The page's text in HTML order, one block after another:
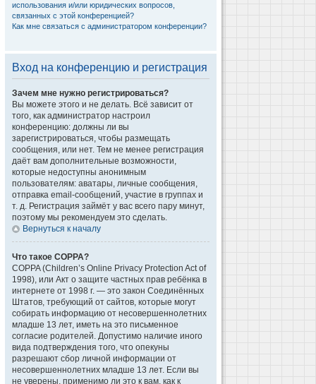
использования и/или юридических вопросов,
связанных с этой конференцией?
Как мне связаться с администратором конференции?
Вход на конференцию и регистрация
Зачем мне нужно регистрироваться?
Вы можете этого и не делать. Всё зависит от
того, как администратор настроил
конференцию: должны ли вы
зарегистрироваться, чтобы размещать
сообщения, или нет. Тем не менее регистрация
даёт вам дополнительные возможности,
которые недоступны анонимным
пользователям: аватары, личные сообщения,
отправка email-сообщений, участие в группах и
т. д. Регистрация займёт у вас всего пару минут,
поэтому мы рекомендуем это сделать.
Вернуться к началу
Что такое COPPA?
COPPA (Children’s Online Privacy Protection Act of
1998), или Акт о защите частных прав ребёнка в
интернете от 1998 г. — это закон Соединённых
Штатов, требующий от сайтов, которые могут
собирать информацию от несовершеннолетних
младше 13 лет, иметь на это письменное
согласие родителей. Допустимо наличие иного
вида подтверждения того, что опекуны
разрешают сбор личной информации от
несовершеннолетних младше 13 лет. Если вы
не уверены, применимо ли это к вам, как к